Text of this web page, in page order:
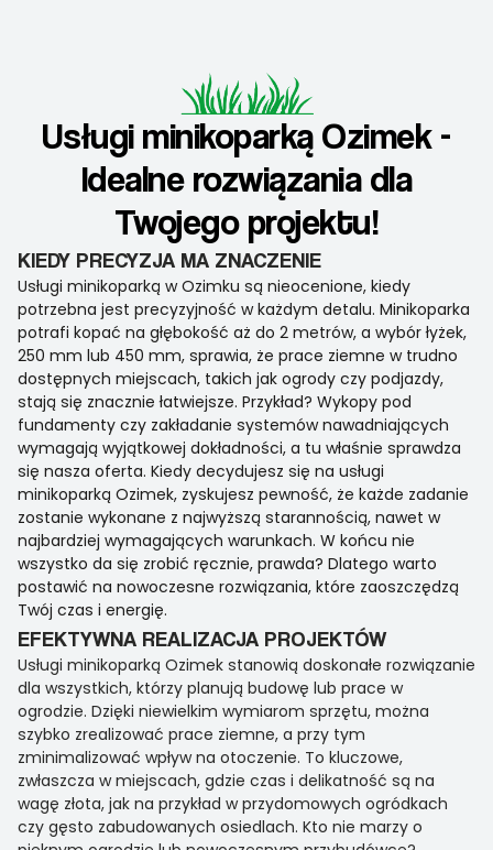
Usługi minikoparką Ozimek -
Idealne rozwiązania dla
Twojego projektu!
KIEDY PRECYZJA MA ZNACZENIE
Usługi minikoparką w Ozimku są nieocenione, kiedy
potrzebna jest precyzyjność w każdym detalu. Minikoparka
potrafi kopać na głębokość aż do 2 metrów, a wybór łyżek,
250 mm lub 450 mm, sprawia, że prace ziemne w trudno
dostępnych miejscach, takich jak ogrody czy podjazdy,
stają się znacznie łatwiejsze. Przykład? Wykopy pod
fundamenty czy zakładanie systemów nawadniających
wymagają wyjątkowej dokładności, a tu właśnie sprawdza
się nasza oferta. Kiedy decydujesz się na usługi
minikoparką Ozimek, zyskujesz pewność, że każde zadanie
zostanie wykonane z najwyższą starannością, nawet w
najbardziej wymagających warunkach. W końcu nie
wszystko da się zrobić ręcznie, prawda? Dlatego warto
postawić na nowoczesne rozwiązania, które zaoszczędzą
Twój czas i energię.
EFEKTYWNA REALIZACJA PROJEKTÓW
Usługi minikoparką Ozimek stanowią doskonałe rozwiązanie
dla wszystkich, którzy planują budowę lub prace w
ogrodzie. Dzięki niewielkim wymiarom sprzętu, można
szybko zrealizować prace ziemne, a przy tym
zminimalizować wpływ na otoczenie. To kluczowe,
zwłaszcza w miejscach, gdzie czas i delikatność są na
wagę złota, jak na przykład w przydomowych ogródkach
czy gęsto zabudowanych osiedlach. Kto nie marzy o